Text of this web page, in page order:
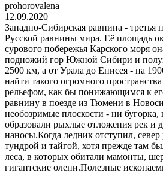
prohorovalena
12.09.2020
Западно-Сибирская равнина - третья
Русской равнины мира. Её площадь
сурового побережья Карского моря
подножий гор Южной Сибири и
2500 км, а от Урала до Енисея - на
найти такого огромного
рельефом, как бы понижающимся к
равнину в поезде из Тюмени в
необозримые плоскости - ни бугорка,
образовали рыхлые отложения рек и
наносы.Когда ледник отступил,
тундрой и тайгой, хотя прежде там
леса, в которых обитали мамонты,
гигантские олени.Полезные